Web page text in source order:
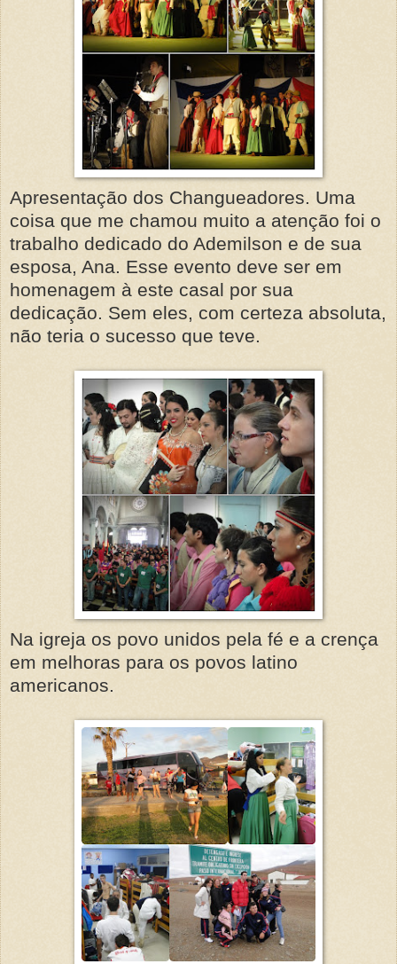
Apresentação dos Changueadores. Uma
coisa que me chamou muito a atenção foi o
trabalho dedicado do Ademilson e de sua
esposa, Ana. Esse evento deve ser em
homenagem à este casal por sua
dedicação. Sem eles, com certeza absoluta,
não teria o sucesso que teve.
Na igreja os povo unidos pela fé e a crença
em melhoras para os povos latino
americanos.